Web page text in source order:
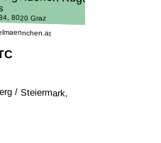
/ Steiermark,